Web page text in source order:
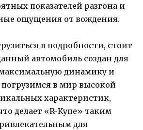
показателей разгона и
ощущения от вождения.
в подробности, стоит
автомобиль создан для
динамику и
в мир высокой
характеристик,
делает «R-Купе» таким
для